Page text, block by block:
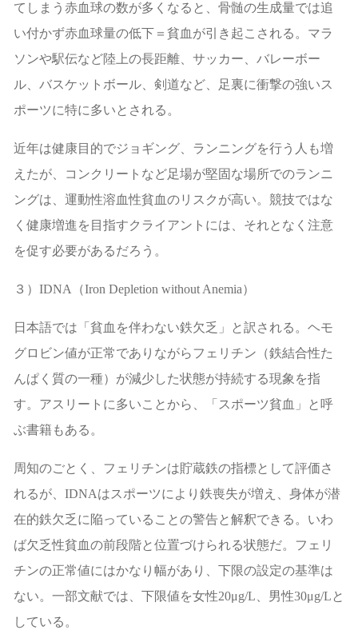
てしまう赤血球の数が多くなると、骨髄の生成量では追
い付かず赤血球量の低下＝貧血が引き起こされる。マラ
ソンや駅伝など陸上の長距離、サッカー、バレーボー
ル、バスケットボール、剣道など、足裏に衝撃の強いス
ポーツに特に多いとされる。
近年は健康目的でジョギング、ランニングを行う人も増
えたが、コンクリートなど足場が堅固な場所でのランニ
ングは、運動性溶血性貧血のリスクが高い。競技ではな
く健康増進を目指すクライアントには、それとなく注意
を促す必要があるだろう。
３） IDNA（Iron Depletion without Anemia）
日本語では「貧血を伴わない鉄欠乏」と訳される。ヘモ
グロビン値が正常でありながらフェリチン（鉄結合性た
んぱく質の一種）が減少した状態が持続する現象を指
す。アスリートに多いことから、「スポーツ貧血」と呼
ぶ書籍もある。
周知のごとく、フェリチンは貯蔵鉄の指標として評価さ
れるが、 IDNAはスポーツにより鉄喪失が増え、身体が潜
在的鉄欠乏に陥っていることの警告と解釈できる。いわ
ば欠乏性貧血の前段階と位置づけられる状態だ。フェリ
チンの正常値にはかなり幅があり、下限の設定の基準は
ない。一部文献では、下限値を女性20μg/L、男性30μg/L と
している。